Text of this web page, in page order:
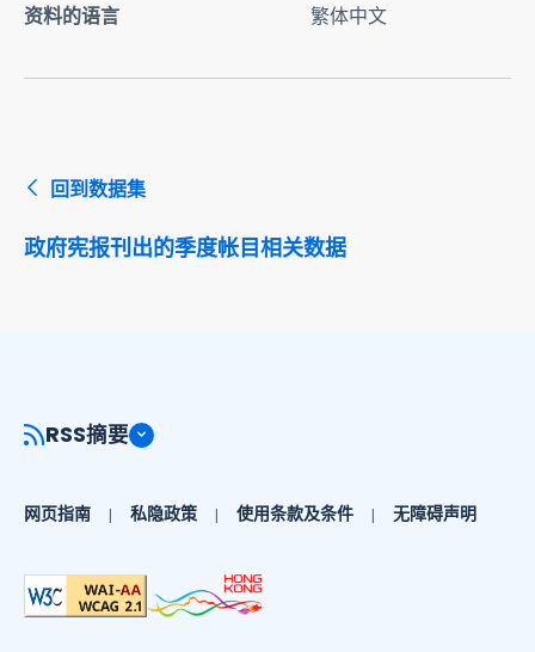
资料的语言
繁体中文
回到数据集
政府宪报刊出的季度帐目相关数据
RSS摘要
网页指南 私隐政策 使用条款及条件 无障碍声明